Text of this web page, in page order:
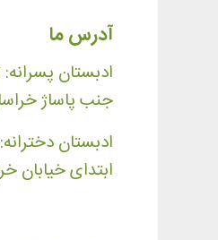
آدرس ما
ادبستان
جنب پاساژ
ادبستان
ابتدای خیابان